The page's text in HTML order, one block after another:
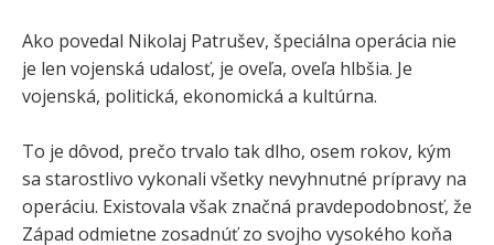
Ako povedal Nikolaj Patrušev, špeciálna operácia nie
je len vojenská udalosť, je oveľa, oveľa hlbšia. Je
vojenská, politická, ekonomická a kultúrna.
To je dôvod, prečo trvalo tak dlho, osem rokov, kým
sa starostlivo vykonali všetky nevyhnutné prípravy na
operáciu. Existovala však značná pravdepodobnosť, že
Západ odmietne zosadnúť zo svojho vysokého koňa